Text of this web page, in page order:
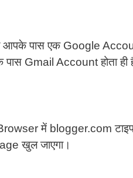
पास एक Google
Gmail Account होता ही
में blogger.com
खुल जाएगा।